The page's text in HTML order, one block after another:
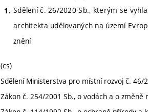
Sdělení č. 26/2020 Sb., kterým se
architekta udělovaných na území
znění
(cs)
Sdělení Ministerstva pro místní rozvoj č. 46/
Zákon č. 254/2001 Sb., o vodách a o změně